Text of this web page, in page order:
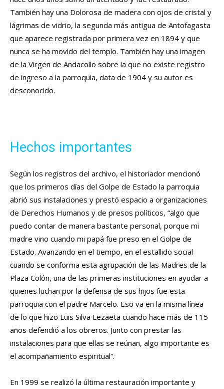
También hay una Dolorosa de madera con ojos de cristal y
lágrimas de vidrio, la segunda más antigua de Antofagasta
que aparece registrada por primera vez en 1894 y que
nunca se ha movido del templo. También hay una imagen
de la Virgen de Andacollo sobre la que no existe registro
de ingreso a la parroquia, data de 1904 y su autor es
desconocido.
Hechos importantes
Según los registros del archivo, el historiador mencionó
que los primeros días del Golpe de Estado la parroquia
abrió sus instalaciones y prestó espacio a organizaciones
de Derechos Humanos y de presos políticos, “algo que
puedo contar de manera bastante personal, porque mi
madre vino cuando mi papá fue preso en el Golpe de
Estado. Avanzando en el tiempo, en el estallido social
cuando se conforma esta agrupación de las Madres de la
Plaza Colón, una de las primeras instituciones en ayudar a
quienes luchan por la defensa de sus hijos fue esta
parroquia con el padre Marcelo. Eso va en la misma línea
de lo que hizo Luis Silva Lezaeta cuando hace más de 115
años defendió a los obreros. Junto con prestar las
instalaciones para que ellas se reúnan, algo importante es
el acompañamiento espiritual”.
En 1999 se realizó la última restauración importante y